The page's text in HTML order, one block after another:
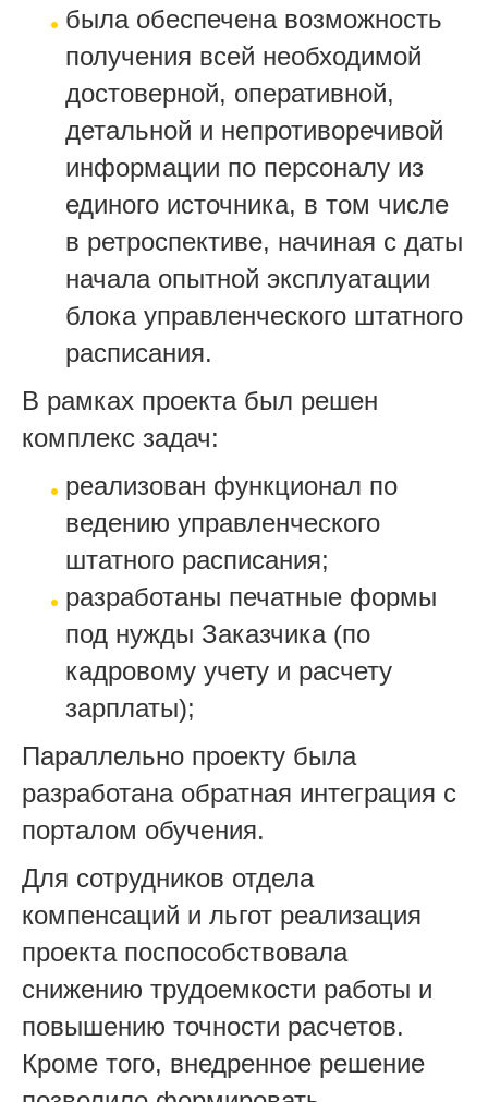
была обеспечена возможность
получения всей необходимой
достоверной, оперативной,
детальной и непротиворечивой
информации по персоналу из
единого источника, в том числе
в ретроспективе, начиная с даты
начала опытной эксплуатации
блока управленческого штатного
расписания.
В рамках проекта был решен
комплекс задач:
реализован функционал по
ведению управленческого
штатного расписания;
разработаны печатные формы
под нужды Заказчика (по
кадровому учету и расчету
зарплаты);
Параллельно проекту была
разработана обратная интеграция с
порталом обучения.
Для сотрудников отдела
компенсаций и льгот реализация
проекта поспособствовала
снижению трудоемкости работы и
повышению точности расчетов.
Кроме того, внедренное решение